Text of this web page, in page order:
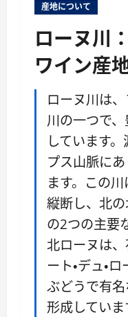
産地について
ローヌ川
ワイン産
ローヌ川は
川の一つで
しています
プス山脈に
ます。この
縦断し、北
の2つの主要
北ローヌは
ート・デュ・
ぶどうで有
形成していま